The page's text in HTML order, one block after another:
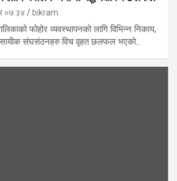
०७:३४ bikram
फोहोर व्यवस्थापनको लागि विभिन्न निकाय,
संघसंठनहरु विच वृहत छलफल भएको…